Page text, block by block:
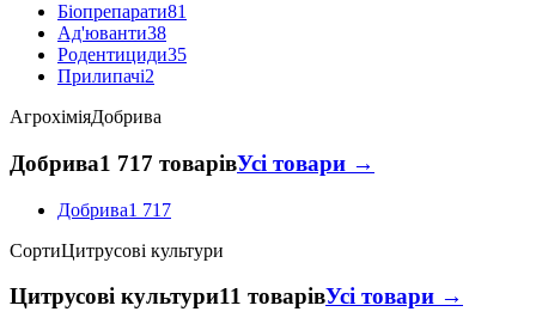
Біопрепарати81
Ад'юванти38
Родентициди35
Прилипачі2
АгрохіміяДобрива
Добрива1 717 товарівУсі товари →
Добрива1 717
СортиЦитрусові культури
Цитрусові культури11 товарівУсі товари →